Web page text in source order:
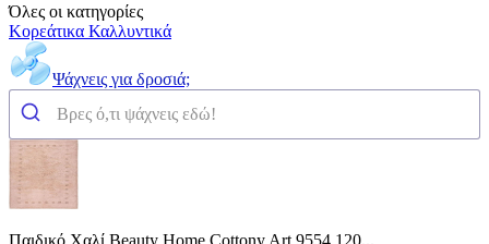
Όλες οι κατηγορίες
Κορεάτικα Καλλυντικά
Ψάχνεις για δροσιά;
Παιδικό Χαλί Beauty Home Cottony Art 9554 120...